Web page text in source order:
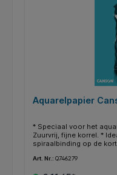
Aquarelpapier
* Speciaal voor het
Zuurvrij, fijne korrel. *
spiraalbinding op de
Art. Nr.: Q746279